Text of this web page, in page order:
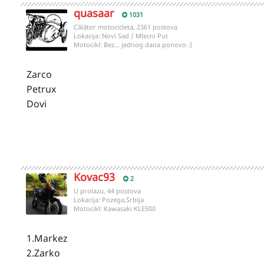
quasaar 1031
Călător motocicleta, 2361 postova
Lokacija: Novi Sad / Mlecni Put
Motocikl: Bez... jednog dana ponovo :)
Zarco
Petrux
Dovi
Kovac93 2
U prolazu, 44 postova
Lokacija: Pozega,Srbija
Motocikl: Kawasaki KLE500
1.Markez
2.Zarko